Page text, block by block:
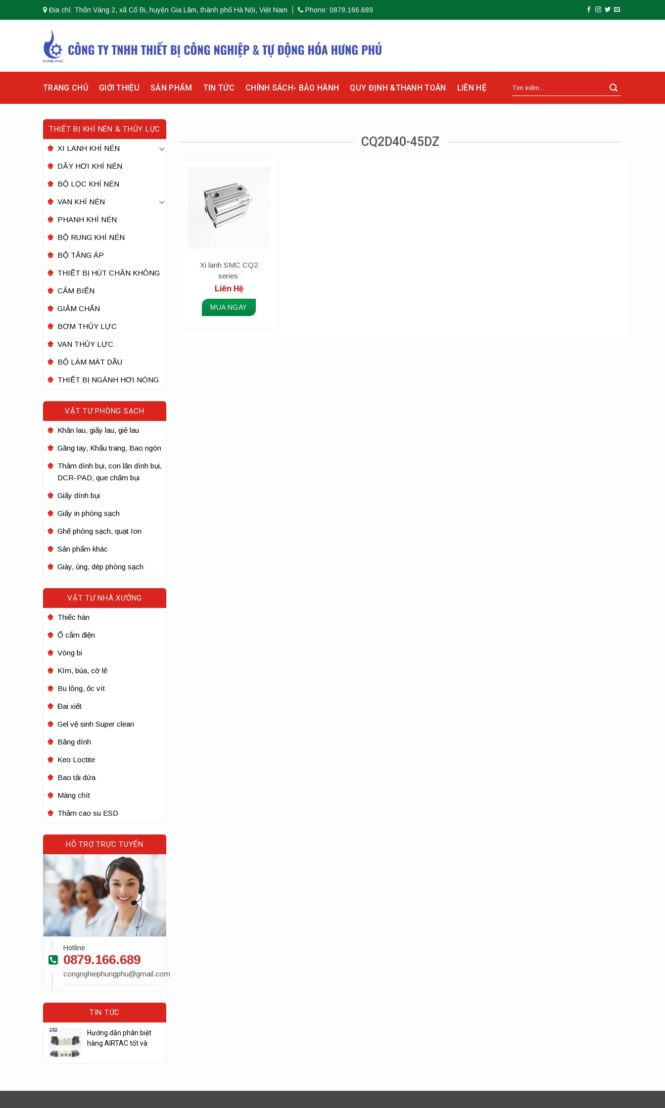
to
Địa chỉ: Thôn Vàng 2, xã Cổ Bi, huyện Gia Lâm, thành phố Hà Nội, Việt Nam Phone: 0879.166.689
TRANG CHỦ GIỚI THIỆU SẢN PHẨM TIN TỨC CHÍNH SÁCH- BẢO HÀNH QUY ĐỊNH &THANH TOÁN LIÊN HỆ
THIẾT BỊ KHÍ NÉN & THỦY LỰC
XI LANH KHÍ NÉN
DÂY HƠI KHÍ NÉN
BỘ LỌC KHÍ NÉN
VAN KHÍ NÉN
PHANH KHÍ NÉN
BỘ RUNG KHÍ NÉN
BỘ TĂNG ÁP
THIẾT BỊ HÚT CHÂN KHÔNG
CẢM BIẾN
GIẢM CHẤN
BƠM THỦY LỰC
VAN THỦY LỰC
BỘ LÀM MÁT DẦU
THIẾT BỊ NGÀNH HƠI NÓNG
VẬT TƯ PHÒNG SẠCH
Khăn lau, giấy lau, giẻ lau
Găng tay, Khẩu trang, Bao ngón
Thảm dính bụi, con lăn dính bụi,
DCR-PAD, que chấm bụi
Giấy dính bụi
Giấy in phòng sạch
Ghế phòng sạch, quạt Ion
Sản phẩm khác
Giày, ủng, dép phòng sạch
VẬT TƯ NHÀ XƯỞNG
Thiếc hàn
Ổ cắm điện
Vòng bi
Kìm, búa, cờ lê
Bu lông, ốc vít
Đai xiết
Gel vệ sinh Super clean
Băng dính
Keo Loctite
Bao tải dứa
Màng chít
Thảm cao su ESD
HỖ TRỢ TRỰC TUYẾN
Hotline
0879.166.689
congnghiephungphu@gmail.com
TIN TỨC
Hướng dẫn phân biệt
hàng AIRTAC tốt và
CQ2D40-45DZ
Xi lanh SMC CQ2
series
Liên Hệ
MUA NGAY